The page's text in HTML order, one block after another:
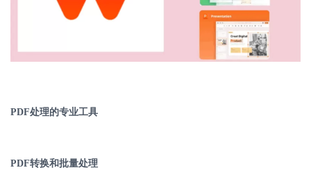
PDF处理的专业工具
PDF转换和批量处理